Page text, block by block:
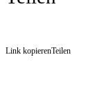
Link kopierenTeilen